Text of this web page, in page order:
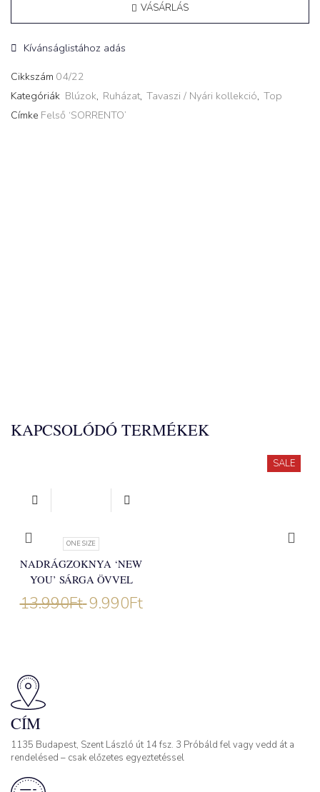
VÁSÁRLÁS
Kívánságlistához adás
Cikkszám 04/22
Kategóriák Blúzok, Ruházat, Tavaszi / Nyári kollekció, Top
Címke Felső ‘SORRENTO’
KAPCSOLÓDÓ TERMÉKEK
SALE
ONE SIZE
NADRÁGZOKNYA ‘NEW
YOU’ SÁRGA ÖVVEL
13.990Ft 9.990Ft
CÍM
1135 Budapest, Szent László út 14 fsz. 3 Próbáld fel vagy vedd át a
rendelésed – csak előzetes egyeztetéssel